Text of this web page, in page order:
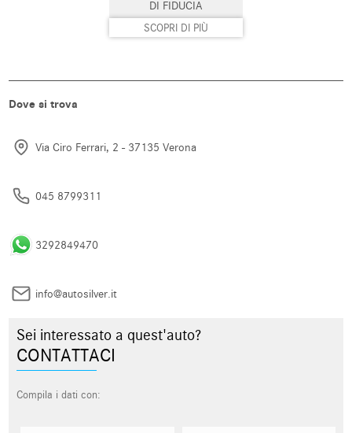
DI FIDUCIA
SCOPRI DI PIÙ
Dove si trova
Via Ciro Ferrari, 2 - 37135 Verona
045 8799311
3292849470
info@autosilver.it
Sei interessato a quest'auto?
CONTATTACI
Compila i dati con: